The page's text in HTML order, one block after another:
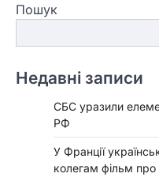
Пошук
Недавні записи
СБС уразили
РФ
У Франції
колегам фільм про